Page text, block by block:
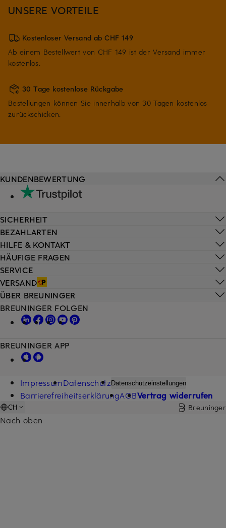
UNSERE VORTEILE
Kostenloser Versand ab CHF 149
Ab einem Bestellwert von CHF 149 ist der Versand immer
kostenlos.
30 Tage kostenlose Rückgabe
Bestellungen können Sie innerhalb von 30 Tagen kostenlos
zurückschicken.
HILFE & KONTAKT
HÄUFIGE FRAGEN
SERVICE
VERSAND
KUNDENBEWERTUNG
SICHERHEIT
BEZAHLARTEN
ÜBER BREUNINGER
BREUNINGER FOLGEN
BREUNINGER APP
ImpressumDatenschutzDatenschutzeinstellungen
BarrierefreiheitserklärungAGBVertrag widerrufen
CH Breuninger
Nach oben